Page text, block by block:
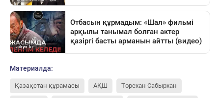
Материалда:
Қазақстан құрамасы АҚШ Төрехан Сабырхан